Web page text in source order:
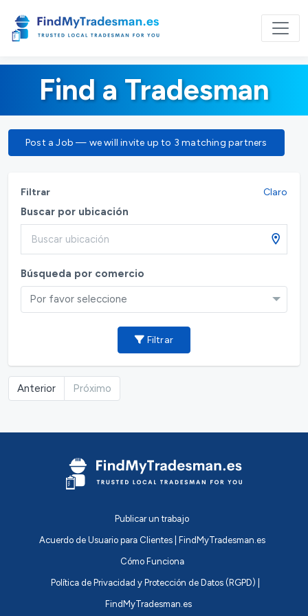
Find a Tradesman
Post a Job — we will invite up to 3 matching partners
Filtrar Claro
Buscar por ubicación
Búsqueda por comercio
Por favor seleccione
Filtrar
Anterior Próximo
Publicar un trabajo
Acuerdo de Usuario para Clientes | FindMyTradesman.es
Cómo Funciona
Política de Privacidad y Protección de Datos (RGPD) |
FindMyTradesman.es